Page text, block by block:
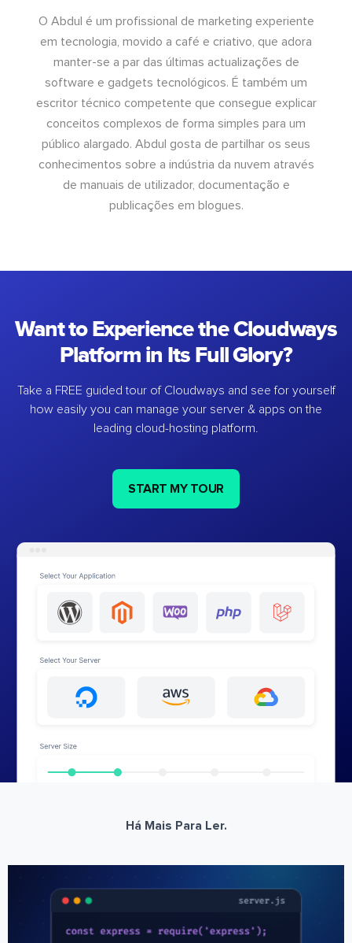
O Abdul é um profissional de marketing experiente
em tecnologia, movido a café e criativo, que adora
manter-se a par das últimas actualizações de
software e gadgets tecnológicos. É também um
escritor técnico competente que consegue explicar
conceitos complexos de forma simples para um
público alargado. Abdul gosta de partilhar os seus
conhecimentos sobre a indústria da nuvem através
de manuais de utilizador, documentação e
publicações em blogues.
Want to Experience the Cloudways
Platform in Its Full Glory?
Take a FREE guided tour of Cloudways and see for yourself
how easily you can manage your server & apps on the
leading cloud-hosting platform.
START MY TOUR
Há Mais Para Ler.